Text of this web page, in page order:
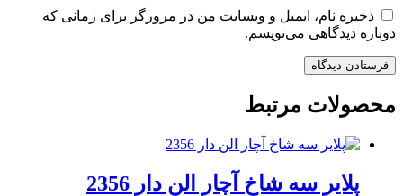
ذخیره نام، ایمیل و وبسایت من در مرورگر برای زمانی که
دوباره دیدگاهی می‌نویسم.
محصولات مرتبط
پلایر سه شاخ آچار الن دار 2356